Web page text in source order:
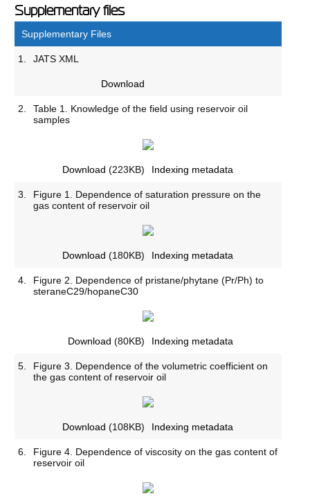
Supplementary files
Supplementary Files
1. JATS XML
Download
2.
Table 1. Knowledge of the field using reservoir oil
samples
Download (223KB) Indexing metadata
3.
Figure 1. Dependence of saturation pressure on the
gas content of reservoir oil
Download (180KB) Indexing metadata
4.
Figure 2. Dependence of pristane/phytane (Pr/Ph) to
steraneС29/hopaneС30
Download (80KB) Indexing metadata
5.
Figure 3. Dependence of the volumetric coefficient on
the gas content of reservoir oil
Download (108KB) Indexing metadata
6.
Figure 4. Dependence of viscosity on the gas content of
reservoir oil